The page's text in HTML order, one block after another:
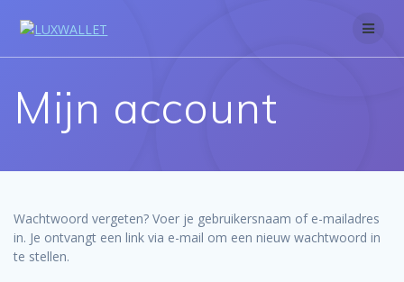
Mijn account
Wachtwoord vergeten? Voer je gebruikersnaam of e-mailadres
in. Je ontvangt een link via e-mail om een nieuw wachtwoord in
te stellen.